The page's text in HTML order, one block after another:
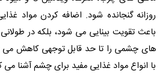
روزانه گنجانده شود. اضافه کردن مواد
باعث تقویت بینایی می شود، بلکه در
های چشمی را تا حد قابل توجهی کاهش می
با انواع مواد غذایی مفید برای چشم آشنا می